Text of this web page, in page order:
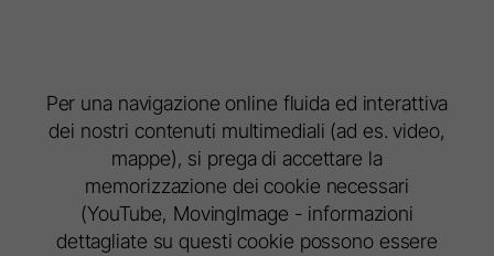
Per una navigazione online fluida ed interattiva
dei nostri contenuti multimediali (ad es. video,
mappe), si prega di accettare la
memorizzazione dei cookie necessari
(YouTube, MovingImage - informazioni
dettagliate su questi cookie possono essere